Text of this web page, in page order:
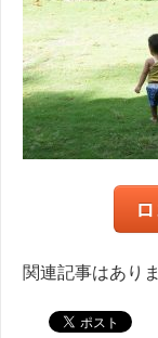
関連記事はありま